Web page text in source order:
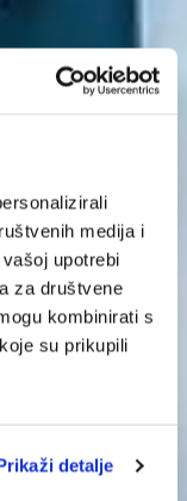
medija i
upotrebi
za društvene
kombinirati s
su prikupili
detalje